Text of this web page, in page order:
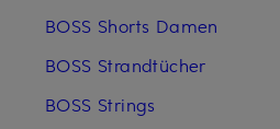
BOSS Shorts Damen
BOSS Strandtücher
BOSS Strings